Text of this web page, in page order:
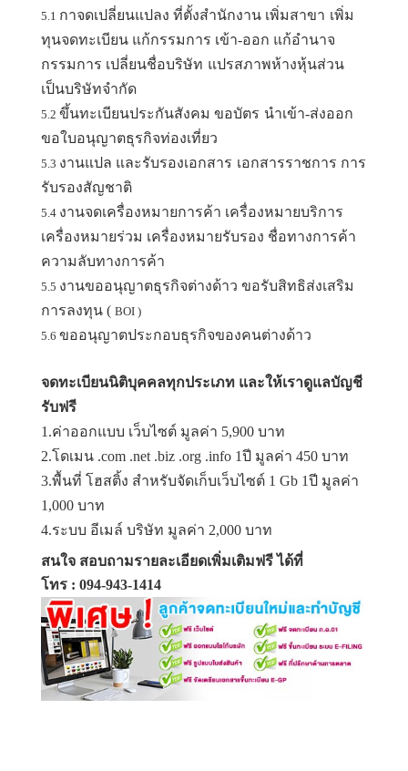
5.1 กาจดเปลี่ยนแปลง ที่ตั้งสำนักงาน เพิ่มสาขา เพิ่ม
ทุนจดทะเบียน แก้กรรมการ เข้า-ออก แก้อำนาจ
กรรมการ เปลี่ยนชื่อบริษัท แปรสภาพห้างหุ้นส่วน
เป็นบริษัทจำกัด
5.2 ขึ้นทะเบียนประกันสังคม ขอบัตร นำเข้า-ส่งออก
ขอใบอนุญาตธุรกิจท่องเที่ยว
5.3 งานแปล และรับรองเอกสาร เอกสารราชการ การ
รับรองสัญชาติ
5.4 งานจดเครื่องหมายการค้า เครื่องหมายบริการ
เครื่องหมายร่วม เครื่องหมายรับรอง ชื่อทางการค้า
ความลับทางการค้า
5.5 งานขออนุญาตธุรกิจต่างด้าว ขอรับสิทธิส่งเสริม
การลงทุน ( BOI )
5.6 ขออนุญาตประกอบธุรกิจของคนต่างด้าว
จดทะเบียนนิติบุคคลทุกประเภท และให้เราดูแลบัญชี
รับฟรี
1.ค่าออกแบบ เว็บไซต์ มูลค่า 5,900 บาท
2.โดเมน .com .net .biz .org .info 1ปี มูลค่า 450 บาท
3.พื้นที่ โฮสติ้ง สำหรับจัดเก็บเว็บไซต์ 1 Gb 1ปี มูลค่า
1,000 บาท
4.ระบบ อีเมล์ บริษัท มูลค่า 2,000 บาท
สนใจ สอบถามรายละเอียดเพิ่มเติมฟรี ได้ที่
โทร : 094-943-1414